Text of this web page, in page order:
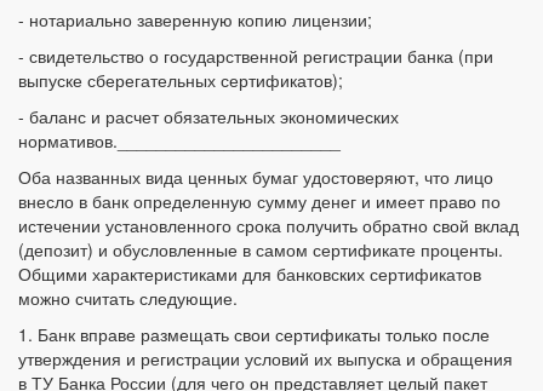
- нотариально заверенную копию лицензии;
- свидетельство о государственной регистрации банка (при
выпуске сберегательных сертификатов);
- баланс и расчет обязательных экономических
нормативов._______________________
Оба названных вида ценных бумаг удостоверяют, что лицо
внесло в банк определенную сумму денег и имеет право по
истечении установленного срока получить обратно свой вклад
(депозит) и обусловленные в самом сертификате проценты.
Общими характеристиками для банковских сертификатов
можно считать следующие.
1. Банк вправе размещать свои сертификаты только после
утверждения и регистрации условий их выпуска и обращения
в ТУ Банка России (для чего он представляет целый пакет